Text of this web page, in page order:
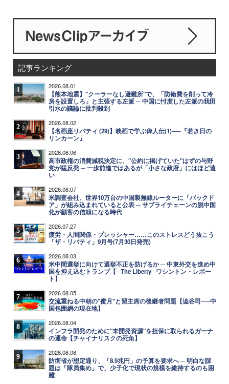
記事ランキング
1 2026.08.01
【熊本地震】"クーラーなし避難所"で、「防衛費を削って冷
房を設置しろ」と主張する左派 ─ 中国に忖度した左派の我田
引水の議論に批判殺到
2 2026.08.02
【名画座リバティ (29)】映画で学ぶ偉人伝(1)──『若き日の
リンカーン』
3 2026.08.06
高市政権の消費減税決定に、"公約に掲げていた"はずの与野
党が猛反発 ─ 一歩前進ではあるが「小さな政府」にはほど遠
い
4 2026.08.07
米調査会社、世界10万台の中国製無線ルーターに「バックド
ア」が組み込まれていると公表 ─ サプライチェーンの脱中国
化が顧客の信頼になる時代
5 2026.07.27
疲労・人間関係・プレッシャー……このストレスどう抜こう
「ザ・リバティ」9月号(7月30日発売)
6 2026.08.03
米中間選挙に向けて選挙不正を防げるか ─ 中東外交を進め中
国を抑え込むトランプ【─The Liberty─ワシントン・レポー
ト】
7 2026.08.05
交流重ねる中朝の"蜜月"と習主席の後継者問題【澁谷司──中
国包囲網の現在地】
8 2026.08.04
インフラ開発のために"未開発資源"を担保に取られるガーナ
の運命【チャイナリスクの死角】
9 2026.08.08
防衛省が想定通り、「8.9兆円」の予算を要求へ ─ 明白な課
題は「隊員集め」で、少子化で現状の規模を維持するのも困
難